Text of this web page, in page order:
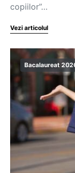
copiilor”…
Vezi articolul
Bacalaureat